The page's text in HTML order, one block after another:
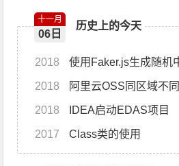
历史上的今天
十一月
06日
2018 使用Faker.js生成随机
2018 阿里云OSS同区域不
2018 IDEA启动EDAS项目
2017 Class类的使用